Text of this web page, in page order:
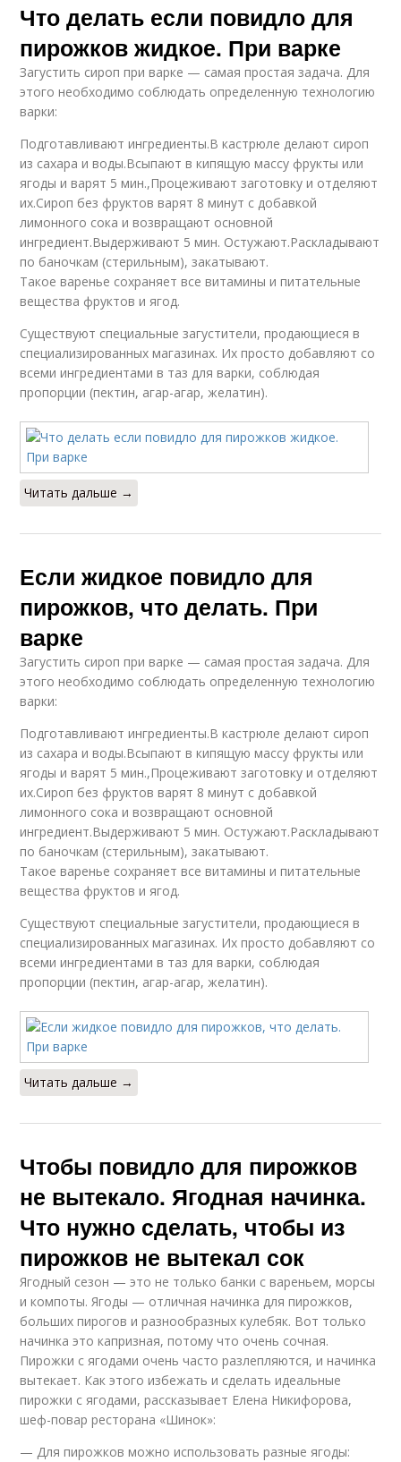
Что делать если повидло для
пирожков жидкое. При варке
Загустить сироп при варке — самая простая задача. Для
этого необходимо соблюдать определенную технологию
варки:
Подготавливают ингредиенты.В кастрюле делают сироп
из сахара и воды.Всыпают в кипящую массу фрукты или
ягоды и варят 5 мин.,Процеживают заготовку и отделяют
их.Сироп без фруктов варят 8 минут с добавкой
лимонного сока и возвращают основной
ингредиент.Выдерживают 5 мин. Остужают.Раскладывают
по баночкам (стерильным), закатывают.
Такое варенье сохраняет все витамины и питательные
вещества фруктов и ягод.
Существуют специальные загустители, продающиеся в
специализированных магазинах. Их просто добавляют со
всеми ингредиентами в таз для варки, соблюдая
пропорции (пектин, агар-агар, желатин).
Читать дальше →
Если жидкое повидло для
пирожков, что делать. При
варке
Загустить сироп при варке — самая простая задача. Для
этого необходимо соблюдать определенную технологию
варки:
Подготавливают ингредиенты.В кастрюле делают сироп
из сахара и воды.Всыпают в кипящую массу фрукты или
ягоды и варят 5 мин.,Процеживают заготовку и отделяют
их.Сироп без фруктов варят 8 минут с добавкой
лимонного сока и возвращают основной
ингредиент.Выдерживают 5 мин. Остужают.Раскладывают
по баночкам (стерильным), закатывают.
Такое варенье сохраняет все витамины и питательные
вещества фруктов и ягод.
Существуют специальные загустители, продающиеся в
специализированных магазинах. Их просто добавляют со
всеми ингредиентами в таз для варки, соблюдая
пропорции (пектин, агар-агар, желатин).
Читать дальше →
Чтобы повидло для пирожков
не вытекало. Ягодная начинка.
Что нужно сделать, чтобы из
пирожков не вытекал сок
Ягодный сезон — это не только банки с вареньем, морсы
и компоты. Ягоды — отличная начинка для пирожков,
больших пирогов и разнообразных кулебяк. Вот только
начинка это капризная, потому что очень сочная.
Пирожки с ягодами очень часто разлепляются, и начинка
вытекает. Как этого избежать и сделать идеальные
пирожки с ягодами, рассказывает Елена Никифорова,
шеф-повар ресторана «Шинок»:
— Для пирожков можно использовать разные ягоды: